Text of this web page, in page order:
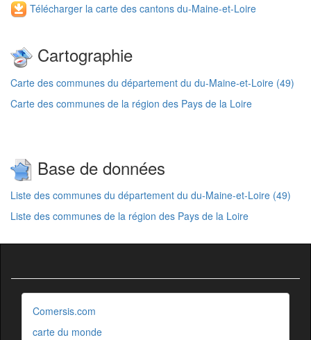
Télécharger la carte des cantons du-Maine-et-Loire
Cartographie
Carte des communes du département du du-Maine-et-Loire (49)
Carte des communes de la région des Pays de la Loire
Base de données
Liste des communes du département du du-Maine-et-Loire (49)
Liste des communes de la région des Pays de la Loire
Comersis.com
carte du monde